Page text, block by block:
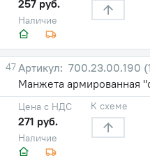
Наличие
257 руб.
47
700.23.00.190
Манжета армированная
Наличие
Цена с НДС
271 руб.
К схеме